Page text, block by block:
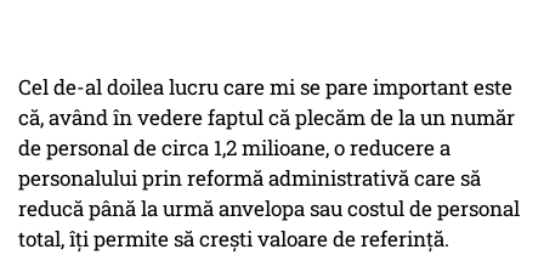
Cel de-al doilea lucru care mi se pare important este
că, având în vedere faptul că plecăm de la un număr
de personal de circa 1,2 milioane, o reducere a
personalului prin reformă administrativă care să
reducă până la urmă anvelopa sau costul de personal
total, îți permite să crești valoare de referință.